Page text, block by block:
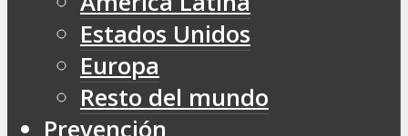
Estados Unidos
Europa
Resto del mundo
Prevención